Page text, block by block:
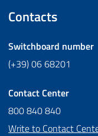
Contacts
Switchboard number
(+39) 06 68201
Contact Center
800 840 840
Write to Contact